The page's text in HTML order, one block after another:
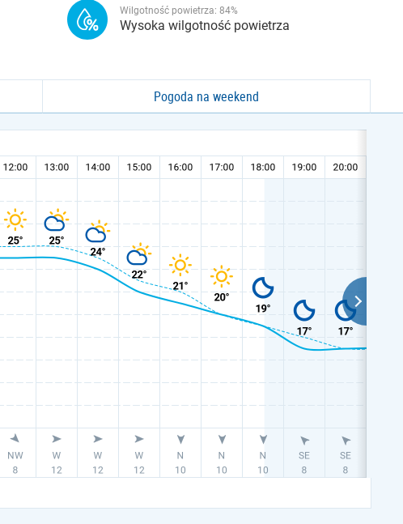
Wilgotność powietrza: 84%
Wysoka wilgotność powietrza
Pogoda na weekend